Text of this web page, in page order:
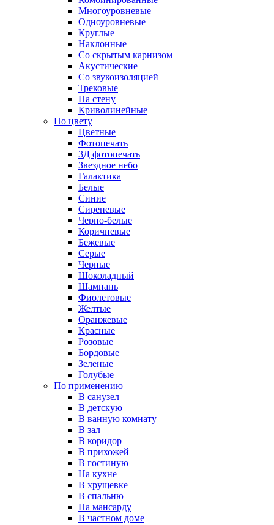
Многоуровневые
Одноуровневые
Круглые
Наклонные
Со скрытым карнизом
Акустические
Со звукоизоляцией
Трековые
На стену
Криволинейные
По цвету
Цветные
Фотопечать
3Д фотопечать
Звездное небо
Галактика
Белые
Синие
Сиреневые
Черно-белые
Коричневые
Бежевые
Серые
Черные
Шоколадный
Шампань
Фиолетовые
Желтые
Оранжевые
Красные
Розовые
Бордовые
Зеленые
Голубые
По применению
В санузел
В детскую
В ванную комнату
В зал
В коридор
В прихожей
В гостиную
На кухне
В хрущевке
В спальню
На мансарду
В частном доме